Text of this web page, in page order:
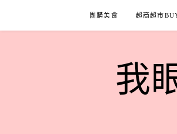
content
團購美食 超商超市
我